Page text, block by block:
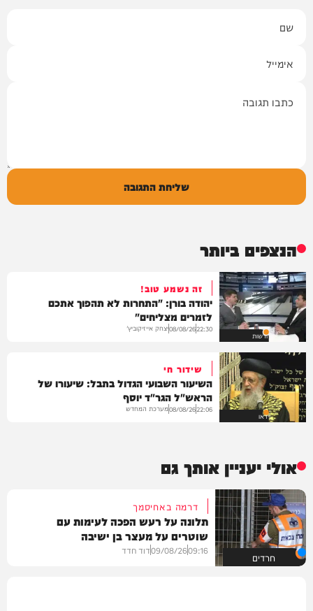
שליחת התגובה
הנצפים ביותר
חדשות
זה נשמע טוב!
יהודה בורן: "התחרות לא תהפוך אתכם
לזמרים מצליחים"
22:30
08/08/26יצחק אייזיקוביץ'
וידאו
שידור חי
השיעור השבועי הגדול בתבל: שיעורו של
הראש"ל הגר"ד יוסף
22:06
08/08/26מערכת המחדש
אולי יעניין אותך גם
חרדים
דרמה באחיסמך
תלונה על רעש הפכה לעימות עם
שוטרים על מעצר בן ישיבה
09:16
09/08/26דוד חדד